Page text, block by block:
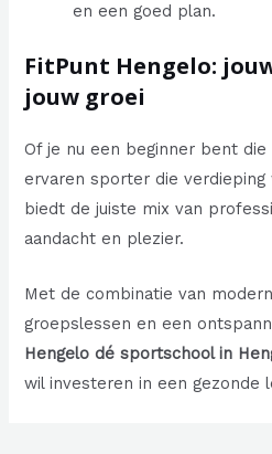
en een goed plan.
FitPunt Hengelo:
jouw groei
Of je nu een beginner bent
ervaren sporter die verdieping
biedt de juiste mix van
aandacht en plezier.
Met de combinatie van
groepslessen en een
Hengelo dé sportschool in
wil investeren in een gezonde